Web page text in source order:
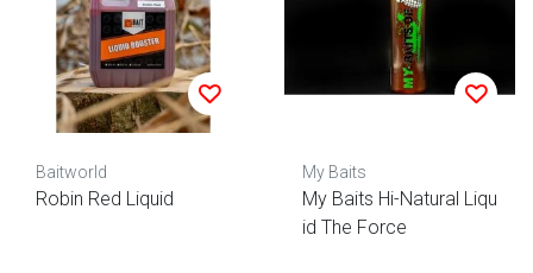
Baitworld
Robin Red Liquid
My Baits
My Baits Hi-Natural Liqu
id The Force